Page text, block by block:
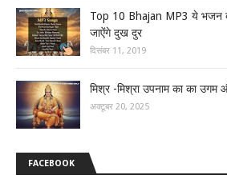
Top 10 Bhajan MP3 ये भजन
जाऐंगे दुख दुर
दिसंबर 11, 2019
मिश्र -मिश्रा उपनाम का का उगम
अक्टूबर 20, 2025
FACEBOOK